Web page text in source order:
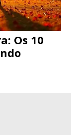
Os 10